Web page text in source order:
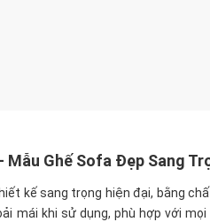
Mẫu Ghế Sofa Đẹp Sang
kế sang trọng hiện đại, bằng
mái khi sử dụng, phù hợp với